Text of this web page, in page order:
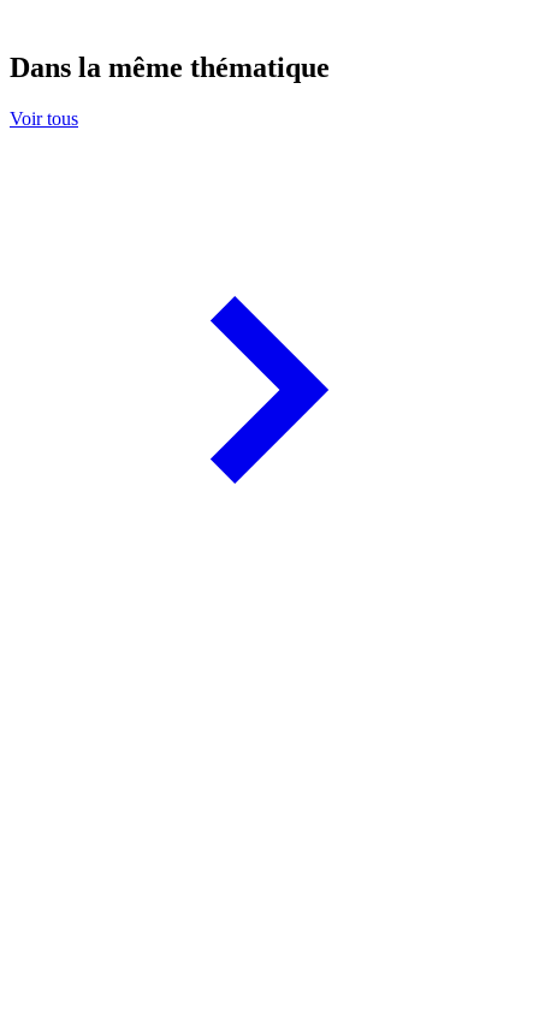
Dans la même thématique
Voir tous